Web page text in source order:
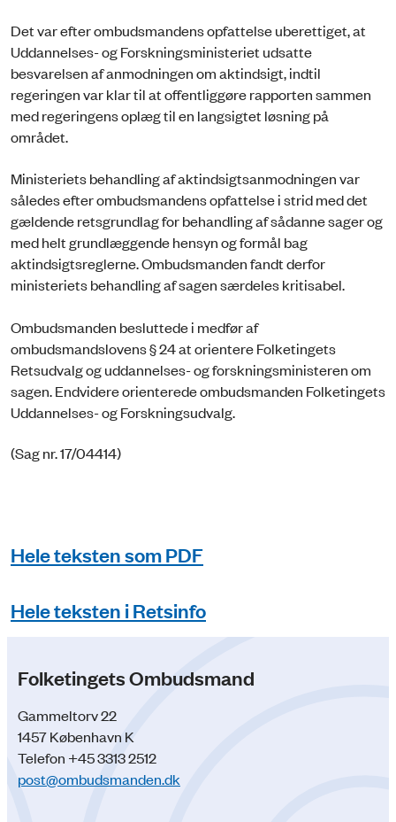
Det var efter ombudsmandens opfattelse uberettiget, at
Uddannelses- og Forskningsministeriet udsatte
besvarelsen af anmodningen om aktindsigt, indtil
regeringen var klar til at offentliggøre rapporten sammen
med regeringens oplæg til en langsigtet løsning på
området.
Ministeriets behandling af aktindsigtsanmodningen var
således efter ombudsmandens opfattelse i strid med det
gældende retsgrundlag for behandling af sådanne sager og
med helt grundlæggende hensyn og formål bag
aktindsigtsreglerne. Ombudsmanden fandt derfor
ministeriets behandling af sagen særdeles kritisabel.
Ombudsmanden besluttede i medfør af
ombudsmandslovens § 24 at orientere Folketingets
Retsudvalg og uddannelses- og forskningsministeren om
sagen. Endvidere orienterede ombudsmanden Folketingets
Uddannelses- og Forskningsudvalg.
(Sag nr. 17/04414)
Hele teksten som PDF
Hele teksten i Retsinfo
Folketingets Ombudsmand
Gammeltorv 22
1457 København K
Telefon +45 3313 2512
post@ombudsmanden.dk